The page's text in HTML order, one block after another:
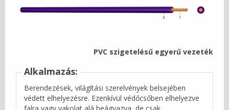
PVC szigetelésű egyerű vezeték
Alkalmazás:
Berendezések, világítási szerelvények belsejében
védett elhelyezésre. Ezenkívül védőcsőben elhelyezve
falra vagy vakolat alá beágyazva, de csak